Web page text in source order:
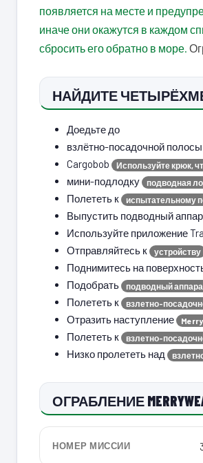
появляется на месте и
иначе они окажутся в каждом
сбросить его обратно в море.
НАЙДИТЕ
Доедьте до
взлётно-посадочной полосы
Cargobob
Используйте крюк,
мини-подлодку
подводная
Полететь к
испытательному
Выпустить подводный
Используйте приложение
Отправляйтесь к
устройству
Поднимитесь на
Подобрать
подводный
Полететь к
взлетно-
Отразить наступление
Полететь к
взлетно-
Низко пролететь над
ОГРАБЛЕНИЕ
НОМЕР МИССИИ